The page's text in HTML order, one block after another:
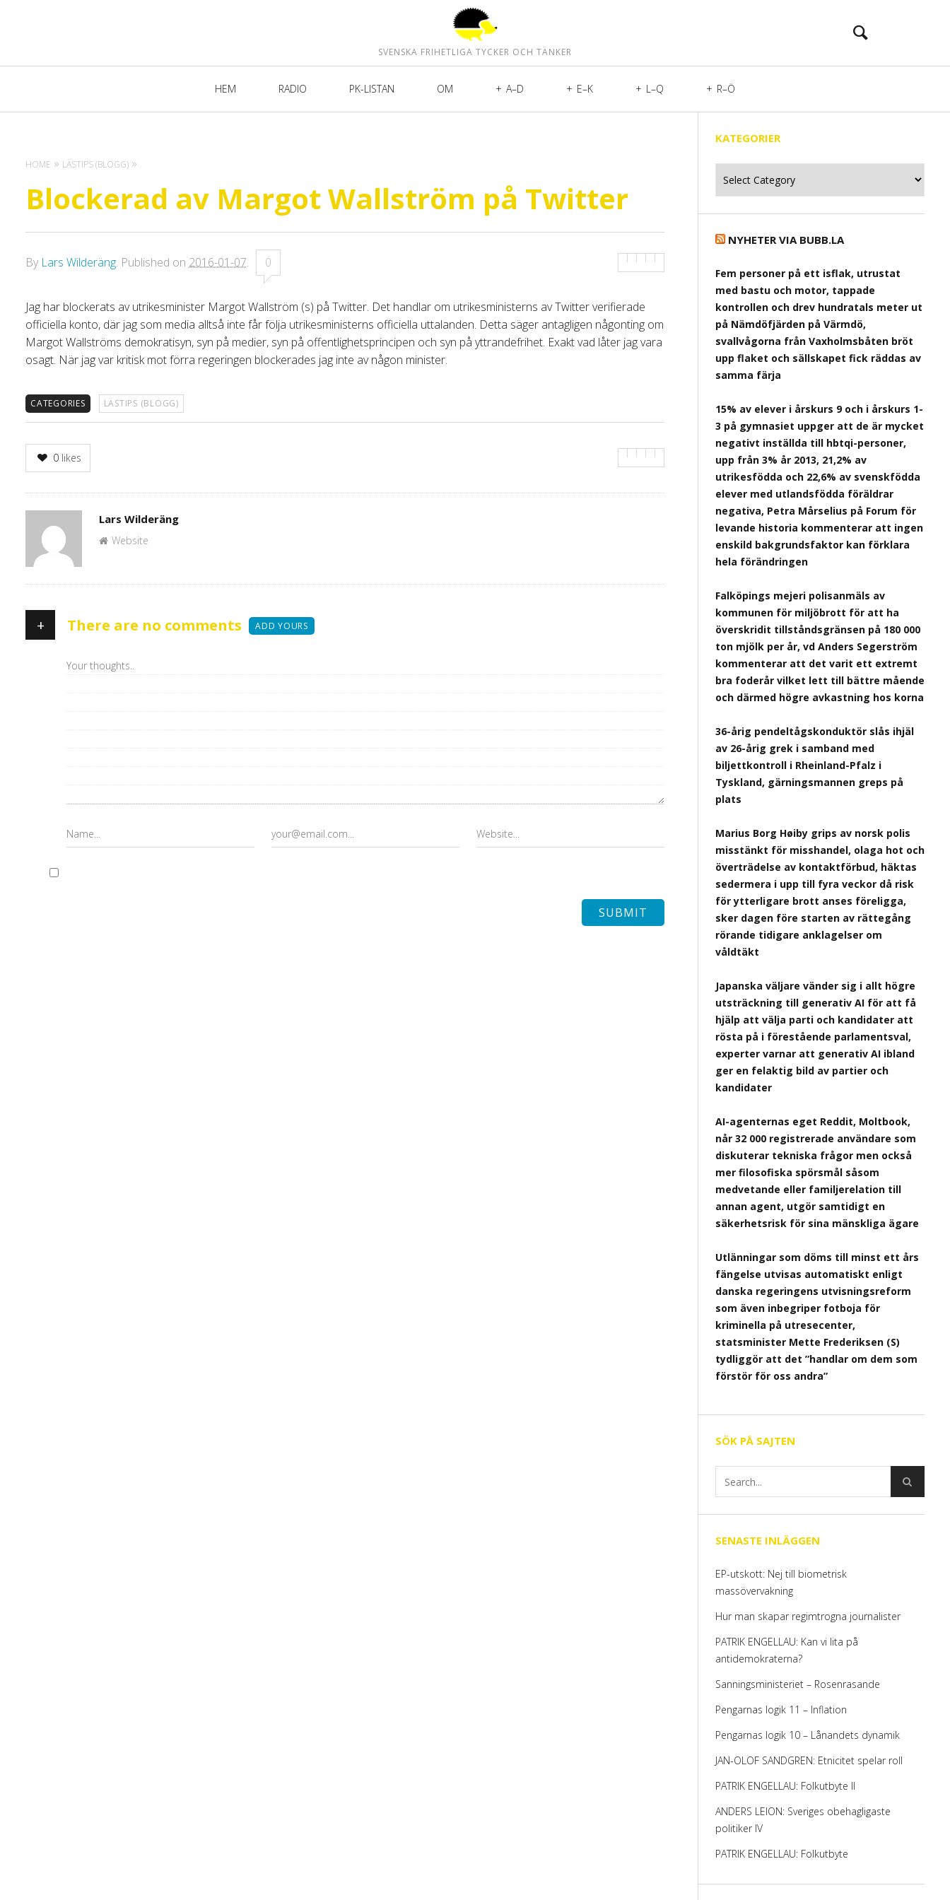
SVENSKA FRIHETLIGA TYCKER OCH TÄNKER
HEM RADIO PK-LISTAN OM A–D E–K L–Q R–Ö
HOME LÄSTIPS (BLOGG)
Blockerad av Margot Wallström på Twitter
By Lars Wilderäng. Published on 2016-01-07. 0
Jag har blockerats av utrikesminister Margot Wallström (s) på Twitter. Det handlar om utrikesministerns av Twitter verifierade
officiella konto, där jag som media alltså inte får följa utrikesministerns officiella uttalanden. Detta säger antagligen någonting om
Margot Wallströms demokratisyn, syn på medier, syn på offentlighetsprincipen och syn på yttrandefrihet. Exakt vad låter jag vara
osagt. När jag var kritisk mot förra regeringen blockerades jag inte av någon minister.
CATEGORIES LÄSTIPS (BLOGG)
0 likes
Author
Lars Wilderäng
Website
+ There are no comments ADD YOURS
KATEGORIER
NYHETER VIA BUBB.LA
Fem personer på ett isflak, utrustat
med bastu och motor, tappade
kontrollen och drev hundratals meter ut
på Nämdöfjärden på Värmdö,
svallvågorna från Vaxholmsbåten bröt
upp flaket och sällskapet fick räddas av
samma färja
15% av elever i årskurs 9 och i årskurs 1-
3 på gymnasiet uppger att de är mycket
negativt inställda till hbtqi-personer,
upp från 3% år 2013, 21,2% av
utrikesfödda och 22,6% av svenskfödda
elever med utlandsfödda föräldrar
negativa, Petra Mårselius på Forum för
levande historia kommenterar att ingen
enskild bakgrundsfaktor kan förklara
hela förändringen
Falköpings mejeri polisanmäls av
kommunen för miljöbrott för att ha
överskridit tillståndsgränsen på 180 000
ton mjölk per år, vd Anders Segerström
kommenterar att det varit ett extremt
bra foderår vilket lett till bättre mående
och därmed högre avkastning hos korna
36-årig pendeltågskonduktör slås ihjäl
av 26-årig grek i samband med
biljettkontroll i Rheinland-Pfalz i
Tyskland, gärningsmannen greps på
plats
Marius Borg Høiby grips av norsk polis
misstänkt för misshandel, olaga hot och
överträdelse av kontaktförbud, häktas
sedermera i upp till fyra veckor då risk
för ytterligare brott anses föreligga,
sker dagen före starten av rättegång
rörande tidigare anklagelser om
våldtäkt
Japanska väljare vänder sig i allt högre
utsträckning till generativ AI för att få
hjälp att välja parti och kandidater att
rösta på i förestående parlamentsval,
experter varnar att generativ AI ibland
ger en felaktig bild av partier och
kandidater
AI-agenternas eget Reddit, Moltbook,
når 32 000 registrerade användare som
diskuterar tekniska frågor men också
mer filosofiska spörsmål såsom
medvetande eller familjerelation till
annan agent, utgör samtidigt en
säkerhetsrisk för sina mänskliga ägare
Utlänningar som döms till minst ett års
fängelse utvisas automatiskt enligt
danska regeringens utvisningsreform
som även inbegriper fotboja för
kriminella på utresecenter,
statsminister Mette Frederiksen (S)
tydliggör att det ”handlar om dem som
förstör för oss andra”
SÖK PÅ SAJTEN
SENASTE INLÄGGEN
EP-utskott: Nej till biometrisk
massövervakning
Hur man skapar regimtrogna journalister
PATRIK ENGELLAU: Kan vi lita på
antidemokraterna?
Sanningsministeriet – Rosenrasande
Pengarnas logik 11 – Inflation
Pengarnas logik 10 – Lånandets dynamik
JAN-OLOF SANDGREN: Etnicitet spelar roll
PATRIK ENGELLAU: Folkutbyte II
ANDERS LEION: Sveriges obehagligaste
politiker IV
PATRIK ENGELLAU: Folkutbyte